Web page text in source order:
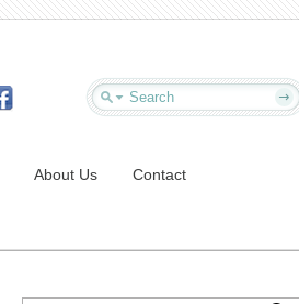
About Us Contact